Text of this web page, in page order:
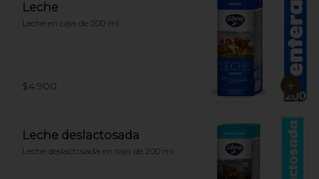
Leche
Leche en caja de 200 ml
$4.900
Leche deslactosada
Leche deslactosada en caja de 200 ml